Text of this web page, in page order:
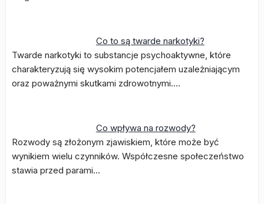
Co to są twarde narkotyki?
Twarde narkotyki to substancje psychoaktywne, które
charakteryzują się wysokim potencjałem uzależniającym
oraz poważnymi skutkami zdrowotnymi.…
Co wpływa na rozwody?
Rozwody są złożonym zjawiskiem, które może być
wynikiem wielu czynników. Współczesne społeczeństwo
stawia przed parami…